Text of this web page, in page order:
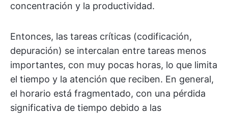
concentración y la productividad.
Entonces, las tareas críticas (codificación,
depuración) se intercalan entre tareas menos
importantes, con muy pocas horas, lo que limita
el tiempo y la atención que reciben. En general,
el horario está fragmentado, con una pérdida
significativa de tiempo debido a las